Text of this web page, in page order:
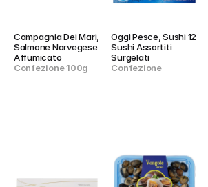
Compagnia Dei Mari,
Salmone Norvegese
Affumicato
Confezione 100g
Oggi Pesce, Sushi 12
Sushi Assortiti
Surgelati
Confezione